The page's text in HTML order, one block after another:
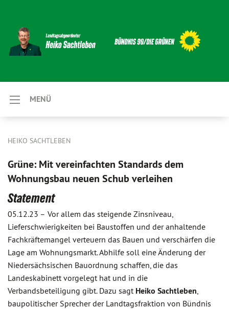
MENÜ
HEIKO SACHTLEBEN
Grüne: Mit vereinfachten Standards dem
Wohnungsbau neuen Schub verleihen
Statement
05.12.23 – Vor allem das steigende Zinsniveau,
Lieferschwierigkeiten bei Baustoffen und der anhaltende
Fachkräftemangel verteuern das Bauen und verschärfen die
Lage am Wohnungsmarkt. Abhilfe soll eine Änderung der
Niedersächsischen Bauordnung schaffen, die das
Landeskabinett vorgelegt hat und in die
Verbandsbeteiligung gibt. Dazu sagt Heiko Sachtleben,
baupolitischer Sprecher der Landtagsfraktion von Bündnis